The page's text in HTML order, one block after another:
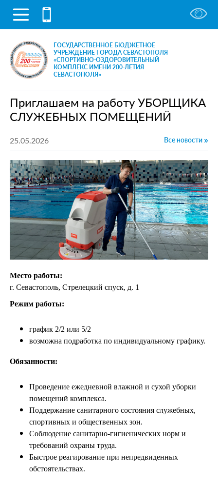
ГОСУДАРСТВЕННОЕ БЮДЖЕТНОЕ
УЧРЕЖДЕНИЕ ГОРОДА СЕВАСТОПОЛЯ
«СПОРТИВНО-ОЗДОРОВИТЕЛЬНЫЙ
КОМПЛЕКС ИМЕНИ 200-ЛЕТИЯ
СЕВАСТОПОЛЯ»
Приглашаем на работу УБОРЩИКА
СЛУЖЕБНЫХ ПОМЕЩЕНИЙ
25.05.2026 Все новости
Место работы:
г. Севастополь, Стрелецкий спуск, д. 1
Режим работы:
график 2/2 или 5/2
возможна подработка по индивидуальному графику.
Обязанности:
Проведение ежедневной влажной и сухой уборки
помещений комплекса.
Поддержание санитарного состояния служебных,
спортивных и общественных зон.
Соблюдение санитарно-гигиенических норм и
требований охраны труда.
Быстрое реагирование при непредвиденных
обстоятельствах.